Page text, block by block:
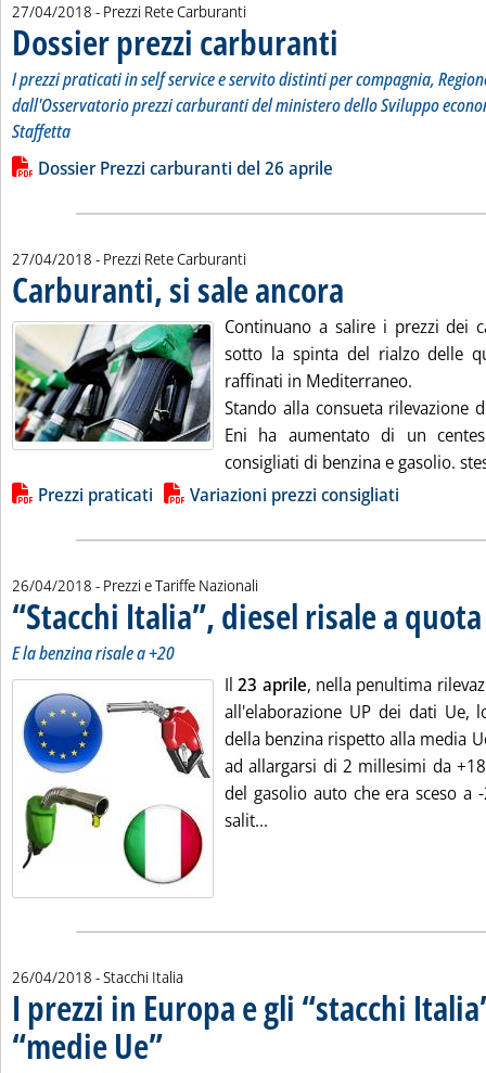
27/04/2018 - Prezzi Rete Carburanti
Dossier prezzi carburanti
I prezzi praticati in self service e servito distinti per compagnia,
dall'Osservatorio prezzi carburanti del ministero dello Sviluppo
Staffetta
Leggi tutta la notizia: 'Dossier prezzi carburanti'
Lista allegati PDF alla notizia
Dossier Prezzi carburanti del 26 aprile
27/04/2018 - Prezzi Rete Carburanti
Carburanti, si sale ancora
Continuano a salire i prezzi dei
sotto la spinta del rialzo delle
raffinati in Mediterraneo.
Stando alla consueta rilevazione
Eni ha aumentato di un
consigliati di benzina e gasolio.
Lista allegati PDF alla notizia
Prezzi praticati Variazioni prezzi consigliati
26/04/2018 - Prezzi e Tariffe Nazionali
“Stacchi Italia”, diesel risale a
E la benzina risale a +20
Il23 aprile, nella penultima
all'elaborazione UP dei dati Ue,
della benzina rispetto alla media
ad allargarsi di 2 millesimi da
del gasolio auto che era sceso a
salit...
26/04/2018 - Stacchi Italia
I prezzi in Europa e gli “stacchi
“medie Ue”. Sottotitolo: Rilevazione del 23 aprile
. Pubblicata giovedì 26 aprile 2018 alle 17.5.